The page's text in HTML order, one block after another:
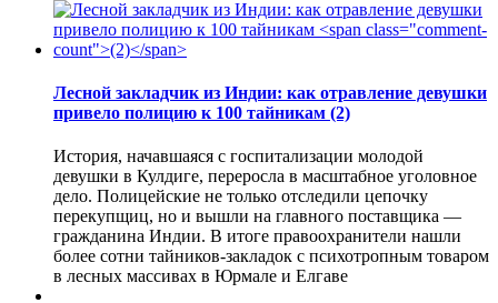
Лесной закладчик из Индии: как отравление девушки
привело полицию к 100 тайникам (2)
История, начавшаяся с госпитализации молодой
девушки в Кулдиге, переросла в масштабное уголовное
дело. Полицейские не только отследили цепочку
перекупщиц, но и вышли на главного поставщика —
гражданина Индии. В итоге правоохранители нашли
более сотни тайников-закладок с психотропным товаром
в лесных массивах в Юрмале и Елгаве